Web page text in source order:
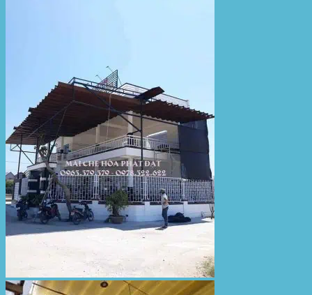
May bạt mái che
Thi công bạt lót lồ
Thay bạt áo dù
Thay bạt mái che
Thi công mái tôn
Tuyển Dụng Hòa Phát Đạt
Liên hệ Hòa Phát Đạt
Tìm
kiếm: